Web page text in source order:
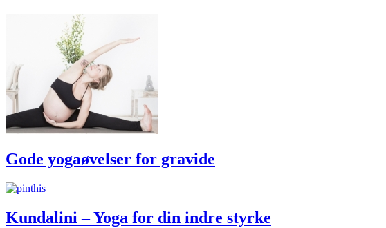
Gode yogaøvelser for gravide
Kundalini – Yoga for din indre styrke